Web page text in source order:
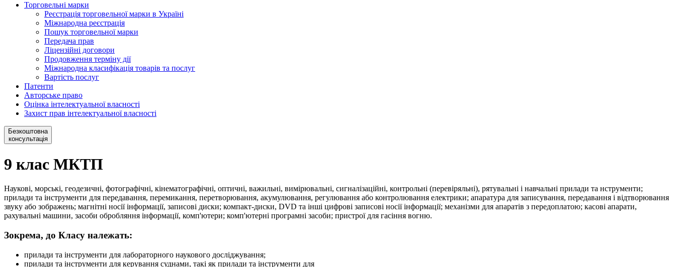
Торговельні марки
Реєстрація торговельної марки в Україні
Міжнародна реєстрація
Пошук торговельної марки
Передача прав
Ліцензійні договори
Продовження терміну дії
Міжнародна класифікація товарів та послуг
Вартість послуг
Патенти
Авторське право
Оцінка інтелектуальної власності
Захист прав інтелектуальної власності
Безкоштовна
консультація
9 клас МКТП
Наукові, морські, геодезичні, фотографічні, кінематографічні, оптичні, важильні, вимірювальні, сигналізаційні, контрольні (перевіряльні), рятувальні і навчальні прилади та нструменти;
прилади та інструменти для передавання, перемикання, перетворювання, акумулювання, регулювання або контролювання електрики; апаратура для записування, передавання і відтворювання
звуку або зображень; магнітні носії інформації, записові диски; компакт-диски, DVD та інші цифрові записові носії інформації; механізми для апаратів з передоплатою; касові апарати,
рахувальні машини, засоби обробляння інформації, комп'ютери; комп'ютерні програмні засоби; пристрої для гасіння вогню.
Зокрема, до Класу належать:
прилади та інструменти для лабораторного наукового досліджування;
прилади та інструменти для керування суднами, такі як прилади та інструменти для